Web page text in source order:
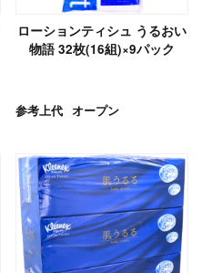
ローションティシュ うるおい
物語 32枚(16組)×9パック
参考上代 オープン